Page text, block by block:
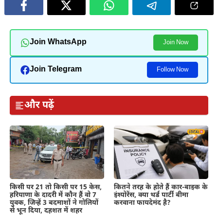
Join WhatsApp Join Now
Join Telegram Follow Now
और पढ़ें
किसी पर 21 तो किसी पर 15 केस,
हरियाणा के दादरी में कौन हैं वो 7
युवक, जिन्हें 3 बदमाशों ने गोलियों
से भून दिया, दहशत में शहर
कितने तरह के होते हैं कार-बाइक के
इंश्योरेंस, क्या थर्ड पार्टी बीमा
करवाना फायदेमंद है?